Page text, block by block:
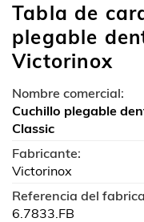
Tabla de
plegable
Victorinox
Nombre comercial:
Cuchillo plegable
Classic
Fabricante:
Victorinox
Referencia del
6.7833.FB